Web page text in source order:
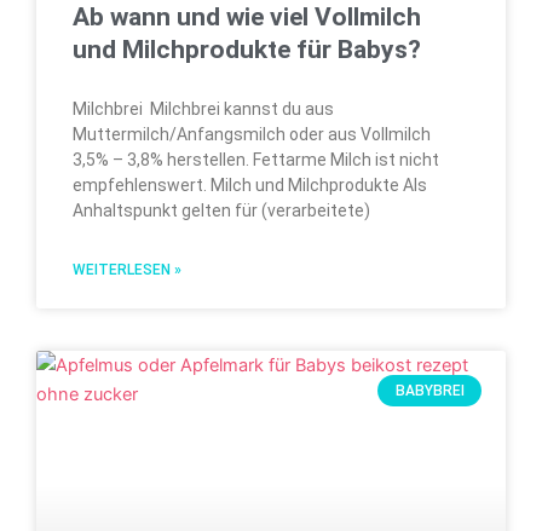
Ab wann und wie viel Vollmilch
und Milchprodukte für Babys?
Milchbrei Milchbrei kannst du aus
Muttermilch/Anfangsmilch oder aus Vollmilch
3,5% – 3,8% herstellen. Fettarme Milch ist nicht
empfehlenswert. Milch und Milchprodukte Als
Anhaltspunkt gelten für (verarbeitete)
WEITERLESEN »
BABYBREI